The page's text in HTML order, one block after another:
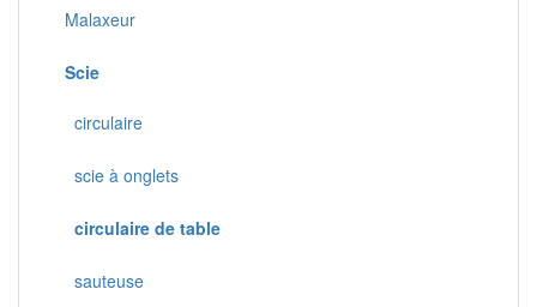
Malaxeur
Scie
circulaire
scie à onglets
circulaire de table
sauteuse